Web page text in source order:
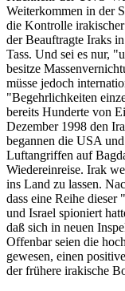
Weiterkommen in der
die Kontrolle
der Beauftragte Iraks
Tass. Und sei es nur,
besitze
müsse jedoch
"Begehrlichkeiten
bereits Hunderte von
Dezember 1998 den
begannen die USA
Luftangriffen auf
Wiedereinreise. Irak
ins Land zu lassen.
dass eine Reihe
und Israel spioniert
daß sich in neuen
Offenbar seien die
gewesen, einen
der frühere irakische